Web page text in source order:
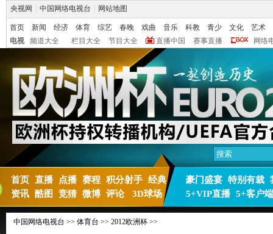
央视网 中国网络电视台 网站地图
首页 新闻 经济 体育 综艺 春晚 戏曲 音乐 科教 青少 文化
艺术
电视
频道大全 栏目大全 节目大全 直播中国 赛事直播 网络
首页 直播 点播 赛程 积分射手 经典
资讯 酷图 竞猜 微博 评论 3D球场
豪门盛宴 特别有裁
5+VIP直播 5+客户端
中国网络电视台 >> 体育台 >> 2012欧洲杯 >>